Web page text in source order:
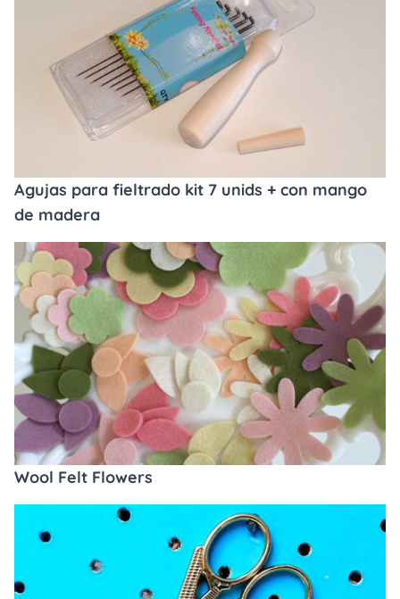
Agujas para fieltrado kit 7 unids + con mango
de madera
Wool Felt Flowers